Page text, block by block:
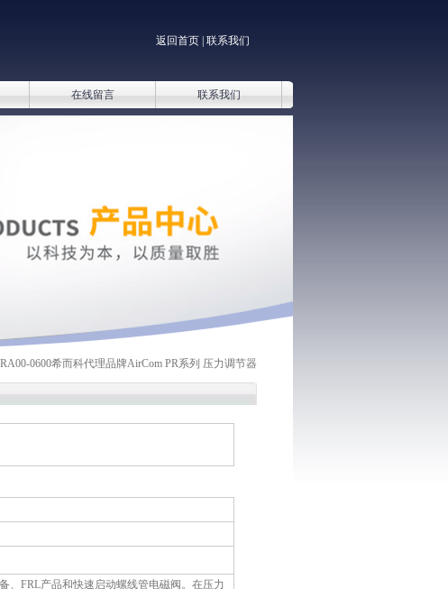
返回首页 联系我们
在线留言 联系我们
0600希而科代理品牌AirCom PR系列 压力调节器
、FRL产品和快速启动螺线管电磁阀。在压力